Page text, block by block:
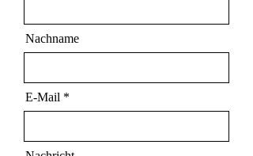
Nachname
E-Mail